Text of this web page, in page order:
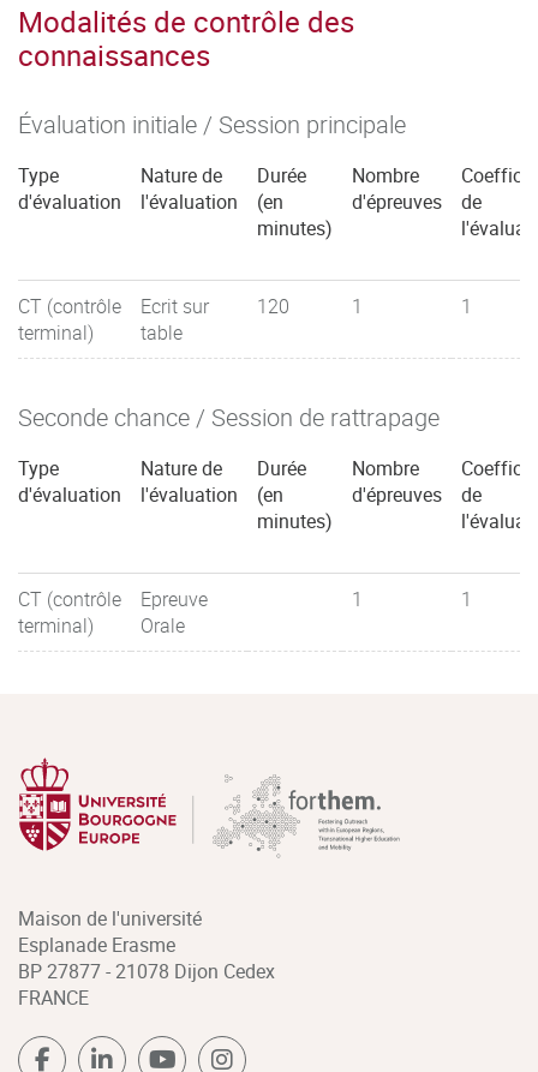
Modalités de contrôle des
connaissances
Évaluation initiale / Session principale
Type
d'évaluation
Nature de
l'évaluation
Durée
(en
minutes)
Nombre
d'épreuves
de
CT (contrôle
terminal)
Ecrit sur
table
120 1 1
Seconde chance / Session de rattrapage
Type
d'évaluation
Nature de
l'évaluation
Durée
(en
minutes)
Nombre
d'épreuves
de
CT (contrôle
terminal)
Epreuve
Orale
1 1
Maison de l'université
Esplanade Erasme
BP 27877 - 21078 Dijon Cedex
FRANCE